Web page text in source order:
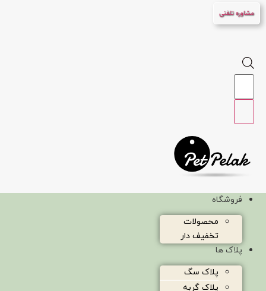
پرش
به
مشاوره تلفنی
Products
فروشگاه
محصولات
تخفیف دار
پلاک ها
پلاک سگ
پلاک گربه